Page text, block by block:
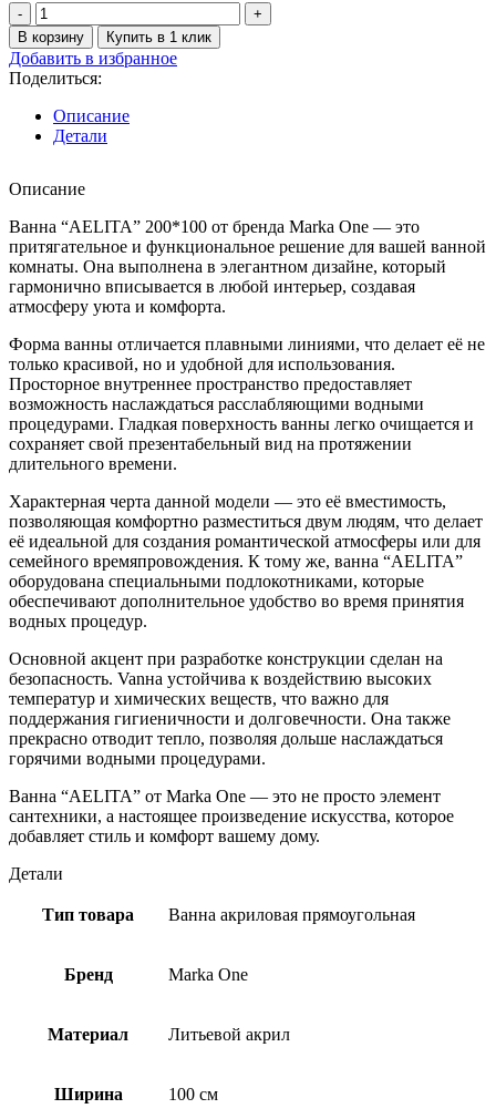
Количество
товара
Ванна
"AELITA
"
200*100
Marka
One
В корзину Купить в 1 клик
Добавить в избранное
Поделиться:
Описание
Детали
Описание
Ванна “AELITA” 200*100 от бренда Marka One — это
притягательное и функциональное решение для вашей ванной
комнаты. Она выполнена в элегантном дизайне, который
гармонично вписывается в любой интерьер, создавая
атмосферу уюта и комфорта.
Форма ванны отличается плавными линиями, что делает её не
только красивой, но и удобной для использования.
Просторное внутреннее пространство предоставляет
возможность наслаждаться расслабляющими водными
процедурами. Гладкая поверхность ванны легко очищается и
сохраняет свой презентабельный вид на протяжении
длительного времени.
Характерная черта данной модели — это её вместимость,
позволяющая комфортно разместиться двум людям, что делает
её идеальной для создания романтической атмосферы или для
семейного времяпровождения. К тому же, ванна “AELITA”
оборудована специальными подлокотниками, которые
обеспечивают дополнительное удобство во время принятия
водных процедур.
Основной акцент при разработке конструкции сделан на
безопасность. Vanна устойчива к воздействию высоких
температур и химических веществ, что важно для
поддержания гигиеничности и долговечности. Она также
прекрасно отводит тепло, позволяя дольше наслаждаться
горячими водными процедурами.
Ванна “AELITA” от Marka One — это не просто элемент
сантехники, а настоящее произведение искусства, которое
добавляет стиль и комфорт вашему дому.
Детали
Тип товара Ванна акриловая прямоугольная
Бренд Marka One
Материал Литьевой акрил
Ширина 100 см